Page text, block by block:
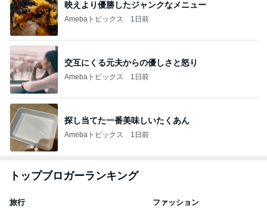
映えより優勝したジャンクなメニュー
Amebaトピックス 1日前
交互にくる元夫からの優しさと怒り
Amebaトピックス 1日前
探し当てた一番美味しいたくあん
Amebaトピックス 1日前
トップブロガーランキング
旅行 ファッション